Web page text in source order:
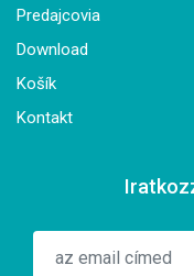
Predajcovia
Download
Košík
Kontakt